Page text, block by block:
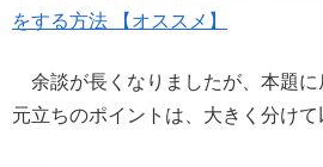
をする方法 【オススメ】
余談が長くなりましたが、本題に
元立ちのポイントは、大きく分けて